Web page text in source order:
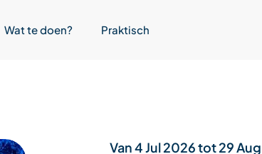
Wat te doen? Praktisch
Van 4 Jul 2026 tot 29